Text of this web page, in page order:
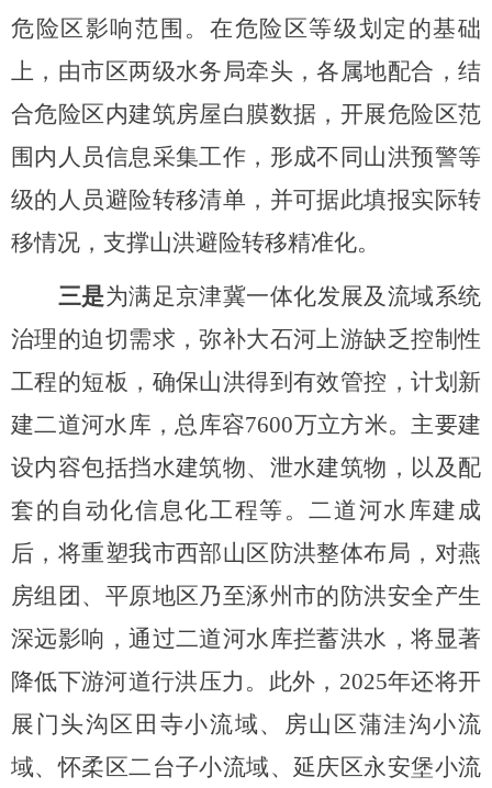
危险区影响范围。在危险区等级划定的基础
上，由市区两级水务局牵头，各属地配合，结
合危险区内建筑房屋白膜数据，开展危险区范
围内人员信息采集工作，形成不同山洪预警等
级的人员避险转移清单，并可据此填报实际转
移情况，支撑山洪避险转移精准化。
三是为满足京津冀一体化发展及流域系统
治理的迫切需求，弥补大石河上游缺乏控制性
工程的短板，确保山洪得到有效管控，计划新
建二道河水库，总库容7600万立方米。主要建
设内容包括挡水建筑物、泄水建筑物，以及配
套的自动化信息化工程等。二道河水库建成
后，将重塑我市西部山区防洪整体布局，对燕
房组团、平原地区乃至涿州市的防洪安全产生
深远影响，通过二道河水库拦蓄洪水，将显著
降低下游河道行洪压力。此外，2025年还将开
展门头沟区田寺小流域、 房山区蒲洼沟小流
域、怀柔区二台子小流域、延庆区永安堡小流